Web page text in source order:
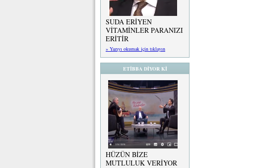
SUDA ERİYEN
VİTAMİNLER PARANIZI
ERİTİR
» Yazıyı okumak için tıklayın
ETİBBA DİYOR Kİ
HÜZÜN BİZE
MUTLULUK VERİYOR